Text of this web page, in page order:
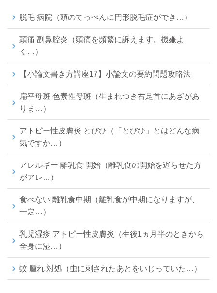
脱毛 病院（頭のてっぺんに円形脱毛症ができ…）
頭痛 副鼻腔炎（頭痛を頻繁に訴えます。機嫌よ
く…）
【小論文書き方講座17】小論文の要約問題攻略法
扁平母斑 色素性母斑（生まれつき右足首にあざがあ
りま…）
アトピー性皮膚炎 とびひ（「とびひ」とはどんな病
気ですか…）
アレルギー 離乳食 開始（離乳食の開始を遅らせた方
がアレ…）
食べない 離乳食中期（離乳食が中期になりますが、
一定…）
乳児湿疹 アトピー性皮膚炎（生後1ヵ月半のときから
全身に湿…）
蚊 腫れ 対処（虫に刺されたあとをいじっていた…）